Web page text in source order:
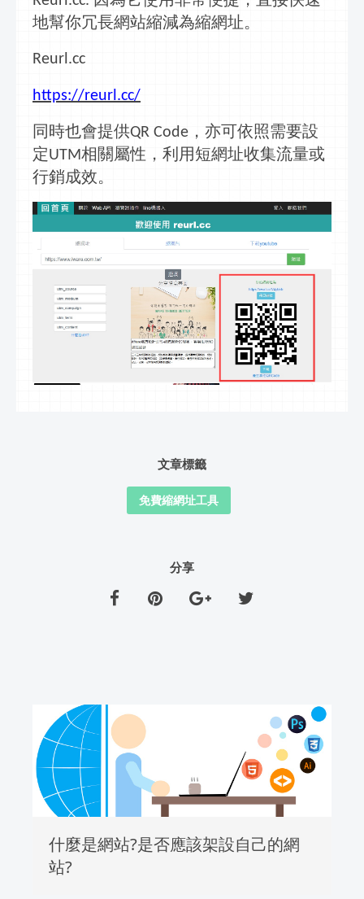
地幫你冗長網站縮減為縮網址。
Reurl.cc
https://reurl.cc/
同時也會提供QR Code ，亦可依照需要設
定UTM相關屬性，利用短網址收集流量或
行銷成效。
文章標籤
免費縮網址工具
分享
什麼是網站?是否應該架設自己的網
站?